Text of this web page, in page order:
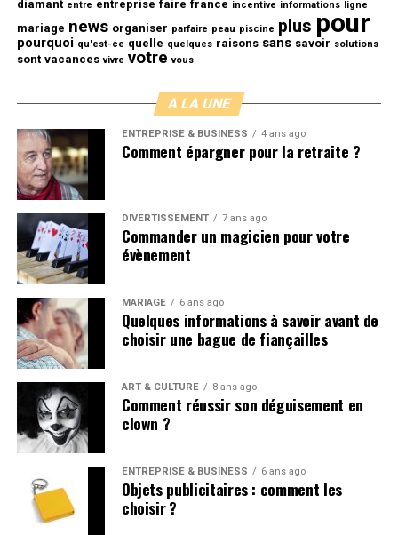
diamant entre entreprise faire france incentive informations ligne
mariage news organiser parfaire peau piscine plus pour
pourquoi qu'est-ce quelle quelques raisons sans savoir solutions
sont vacances vivre votre vous
A LA UNE
ENTREPRISE & BUSINESS 4 ans ago
Comment épargner pour la retraite ?
DIVERTISSEMENT 7 ans ago
Commander un magicien pour votre
évènement
MARIAGE 6 ans ago
Quelques informations à savoir avant de
choisir une bague de fiançailles
ART & CULTURE 8 ans ago
Comment réussir son déguisement en
clown ?
ENTREPRISE & BUSINESS 6 ans ago
Objets publicitaires : comment les
choisir ?